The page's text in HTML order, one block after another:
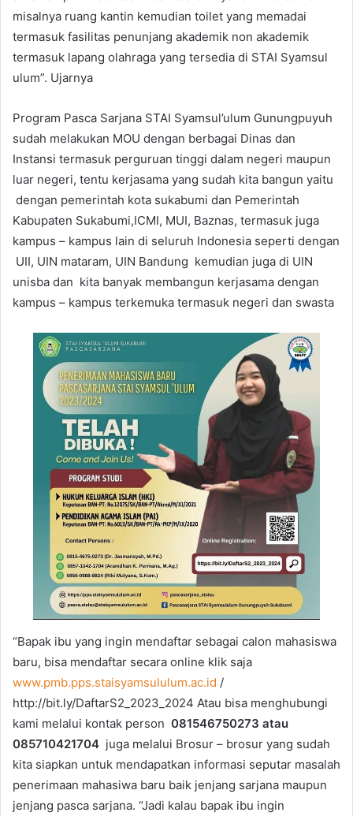
misalnya ruang kantin kemudian toilet yang memadai
termasuk fasilitas penunjang akademik non akademik
termasuk lapang olahraga yang tersedia di STAI Syamsul
ulum”. Ujarnya
Program Pasca Sarjana STAI Syamsul’ulum Gunungpuyuh
sudah melakukan MOU dengan berbagai Dinas dan
Instansi termasuk perguruan tinggi dalam negeri maupun
luar negeri, tentu kerjasama yang sudah kita bangun yaitu
dengan pemerintah kota sukabumi dan Pemerintah
Kabupaten Sukabumi,ICMI, MUI, Baznas, termasuk juga
kampus – kampus lain di seluruh Indonesia seperti dengan
UII, UIN mataram, UIN Bandung kemudian juga di UIN
unisba dan kita banyak membangun kerjasama dengan
kampus – kampus terkemuka termasuk negeri dan swasta
“Bapak ibu yang ingin mendaftar sebagai calon mahasiswa
baru, bisa mendaftar secara online klik saja
www.pmb.pps.staisyamsululum.ac.id /
http://bit.ly/DaftarS2_2023_2024 Atau bisa menghubungi
kami melalui kontak person 081546750273 atau
085710421704 juga melalui Brosur – brosur yang sudah
kita siapkan untuk mendapatkan informasi seputar masalah
penerimaan mahasiwa baru baik jenjang sarjana maupun
jenjang pasca sarjana. “Jadi kalau bapak ibu ingin